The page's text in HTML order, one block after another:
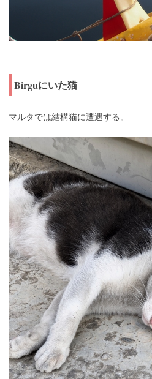
Birguにいた猫
マルタでは結構猫に遭遇する。